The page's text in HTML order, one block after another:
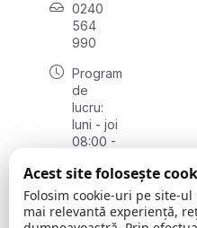
0240
564
990
Program
de
lucru:
luni - joi
08:00 -
vineri
08:00 -
14:00
Acest site folosește
Folosim cookie-uri pe site-
mai relevantă experiență,